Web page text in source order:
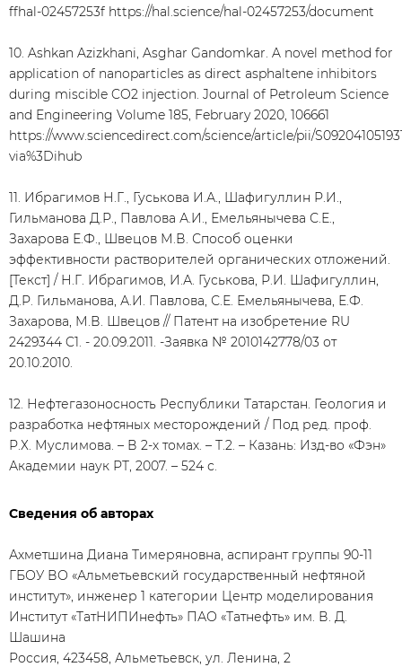
ffhal-02457253f https://hal.science/hal-02457253/document
10. Ashkan Azizkhani, Asghar Gandomkar. A novel method for
application of nanoparticles as direct asphaltene inhibitors
during miscible CO2 injection. Journal of Petroleum Science
and Engineering Volume 185, February 2020, 106661
https://www.sciencedirect.com/science/article/pii/
via%3Dihub
11. Ибрагимов Н.Г., Гуськова И.А., Шафигуллин Р.И.,
Гильманова Д.Р., Павлова А.И., Емельянычева С.Е.,
Захарова Е.Ф., Швецов М.В. Способ оценки
эффективности растворителей органических отложений.
[Текст] / Н.Г. Ибрагимов, И.А. Гуськова, Р.И. Шафигуллин,
Д.Р. Гильманова, А.И. Павлова, С.Е. Емельянычева, Е.Ф.
Захарова, М.В. Швецов // Патент на изобретение RU
2429344 C1. - 20.09.2011. -Заявка № 2010142778/03 от
20.10.2010.
12. Нефтегазоносность Республики Татарстан. Геология и
разработка нефтяных месторождений / Под ред. проф.
Р.Х. Муслимова. – В 2-х томах. – Т.2. – Казань: Изд-во «Фэн»
Академии наук РТ, 2007. – 524 с.
Сведения об авторах
Ахметшина Диана Тимеряновна, аспирант группы 90-11
ГБОУ ВО «Альметьевский государственный нефтяной
институт», инженер 1 категории Центр моделирования
Институт «ТатНИПИнефть» ПАО «Татнефть» им. В. Д.
Шашина
Россия, 423458, Альметьевск, ул. Ленина, 2